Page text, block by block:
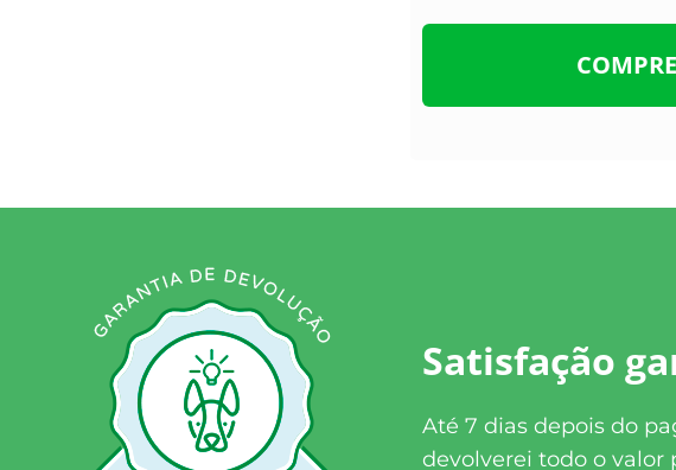
Satisfação
Até 7 dias depois do
devolverei todo o valor